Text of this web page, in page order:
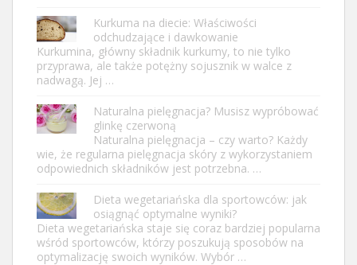
Kurkuma na diecie: Właściwości
odchudzające i dawkowanie
Kurkumina, główny składnik kurkumy, to nie tylko
przyprawa, ale także potężny sojusznik w walce z
nadwagą. Jej …
Naturalna pielęgnacja? Musisz wypróbować
glinkę czerwoną
Naturalna pielęgnacja – czy warto? Każdy
wie, że regularna pielęgnacja skóry z wykorzystaniem
odpowiednich składników jest potrzebna. …
Dieta wegetariańska dla sportowców: jak
osiągnąć optymalne wyniki?
Dieta wegetariańska staje się coraz bardziej popularna
wśród sportowców, którzy poszukują sposobów na
optymalizację swoich wyników. Wybór …